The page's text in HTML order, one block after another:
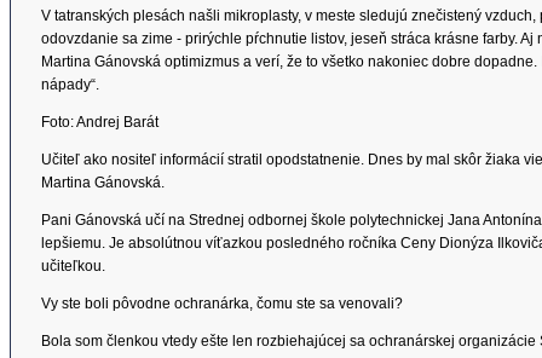
V tatranských plesách našli mikroplasty, v meste sledujú znečistený
odovzdanie sa zime - prirýchle pŕchnutie listov, jeseň stráca krásne farby.
Martina Gánovská optimizmus a verí, že to všetko nakoniec dobre
nápady“.
Foto: Andrej Barát
Učiteľ ako nositeľ informácií stratil opodstatnenie. Dnes by mal skôr žiaka
Martina Gánovská.
Pani Gánovská učí na Strednej odbornej škole polytechnickej Jana
lepšiemu. Je absolútnou víťazkou posledného ročníka Ceny Dionýza
učiteľkou.
Vy ste boli pôvodne ochranárka, čomu ste sa venovali?
Bola som členkou vtedy ešte len rozbiehajúcej sa ochranárskej